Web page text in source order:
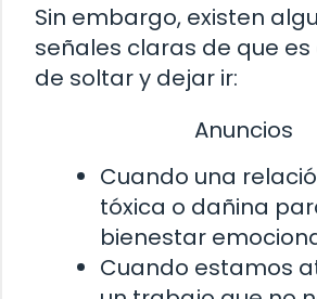
Sin embargo, existen
señales claras de que
de soltar y dejar ir:
Anuncios
Cuando una
tóxica o dañina
bienestar
Cuando estamos